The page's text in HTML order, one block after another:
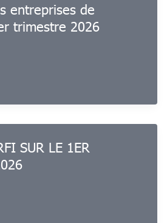
entreprises de
trimestre 2026
SUR LE 1ER